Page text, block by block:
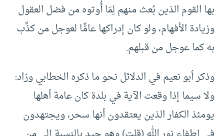
بها القوم الذين بُعث منهم لِمَا أُوتوه من فضل العقول
وزيادة الأفهام، ولو كان إدراكها عامًّا لعوجل من كذَّب
به كما عوجل من قبلهم.
وذكر أبو نعيم في الدلائل نحو ما ذكره الخطابي وزاد:
ولا سيما إذا وقعت الآية في بلدة كان عامة أهلها
يومئذ الكفار الذين يعتقدون أنها سحر، ويجتهدون